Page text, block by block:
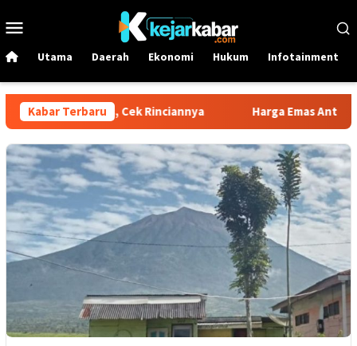
ke
Mobile
Utama Daerah Ekonomi Hukum Infotainment
Kabar Terbaru
Turun Drastis, Cek Rinciannya Harga Emas Antam